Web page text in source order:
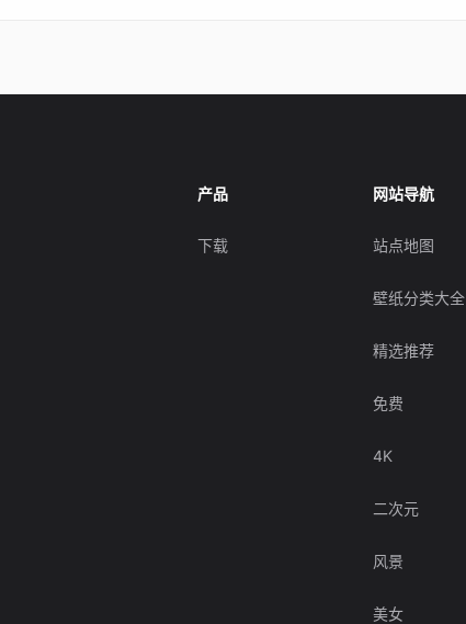
产品
下载
网站导航
站点地图
壁纸分类大全
精选推荐
免费
4K
二次元
风景
美女